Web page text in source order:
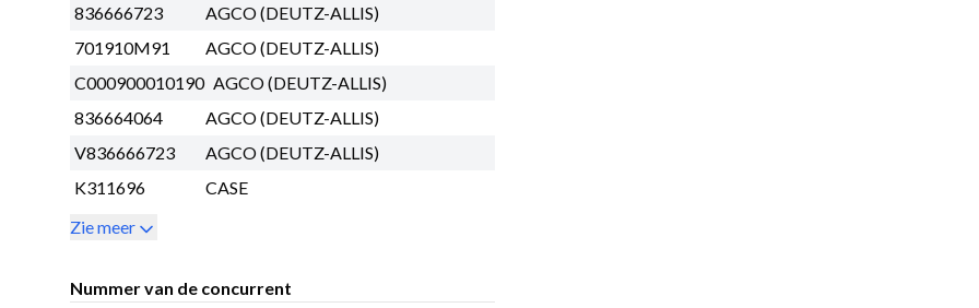
836666723
AGCO (DEUTZ-ALLIS)
701910M91
AGCO (DEUTZ-ALLIS)
C000900010190 AGCO (DEUTZ-ALLIS)
836664064
AGCO (DEUTZ-ALLIS)
V836666723
AGCO (DEUTZ-ALLIS)
K311696
CASE
Zie meer
Nummer van de concurrent